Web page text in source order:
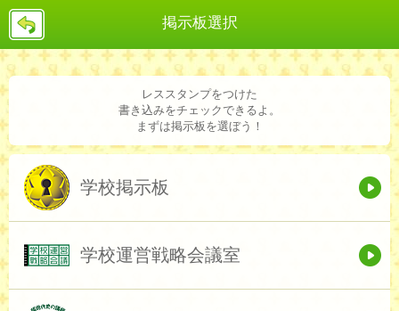
掲示板選択
戻
レススタンプをつけた
書き込みをチェックできるよ。
まずは掲示板を選ぼう！
学校掲示板
学校運営戦略会議室